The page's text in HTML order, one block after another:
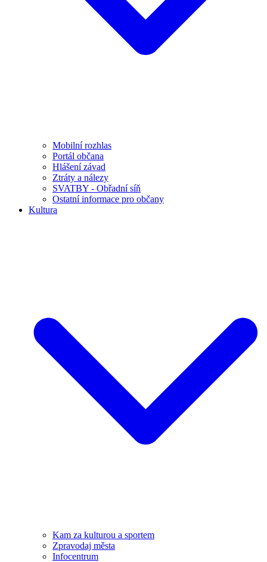
Mobilní rozhlas
Portál občana
Hlášení závad
Ztráty a nálezy
SVATBY - Obřadní síň
Ostatní informace pro občany
Kultura
Kam za kulturou a sportem
Zpravodaj města
Infocentrum